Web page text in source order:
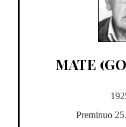
MATE
Preminuo